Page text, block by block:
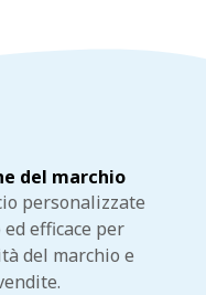
del marchio
personalizzate
efficace per
del marchio e